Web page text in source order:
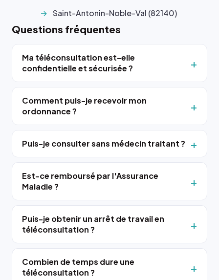
Saint-Antonin-Noble-Val (82140)
Questions fréquentes
Ma téléconsultation est-elle
confidentielle et sécurisée ?
Comment puis-je recevoir mon
ordonnance ?
Puis-je consulter sans médecin traitant ?
Est-ce remboursé par l'Assurance
Maladie ?
Puis-je obtenir un arrêt de travail en
téléconsultation ?
Combien de temps dure une
téléconsultation ?